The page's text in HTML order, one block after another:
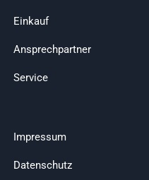
Einkauf
Ansprechpartner
Service
Impressum
Datenschutz